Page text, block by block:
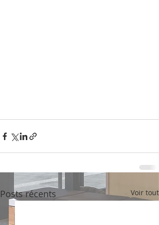
Posts récents Voir tout